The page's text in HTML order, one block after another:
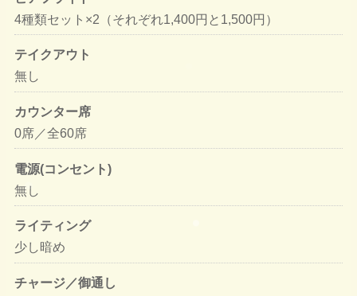
4種類セット×2（それぞれ1,400円と1,500円）
テイクアウト
無し
カウンター席
0席／全60席
電源(コンセント)
無し
ライティング
少し暗め
チャージ／御通し